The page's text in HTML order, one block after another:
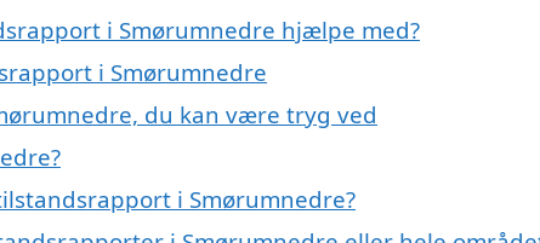
i Smørumnedre hjælpe med?
i Smørumnedre
du kan være tryg ved
i Smørumnedre?